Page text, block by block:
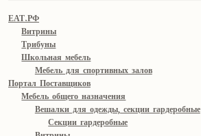
ЕАТ.РФ
Витрины
Трибуны
Школьная мебель
Мебель для спортивных залов
Портал Поставщиков
Мебель общего назначения
Вешалки для одежды, секции гардеробные
Секции гардеробные